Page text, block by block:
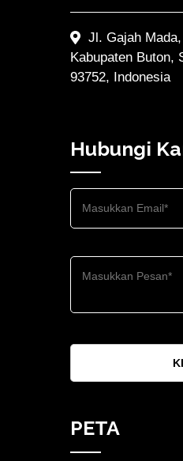
Jl. Gajah
Kabupaten Buton,
93752, Indonesia
Hubungi
PETA